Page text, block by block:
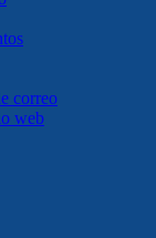
correo
web